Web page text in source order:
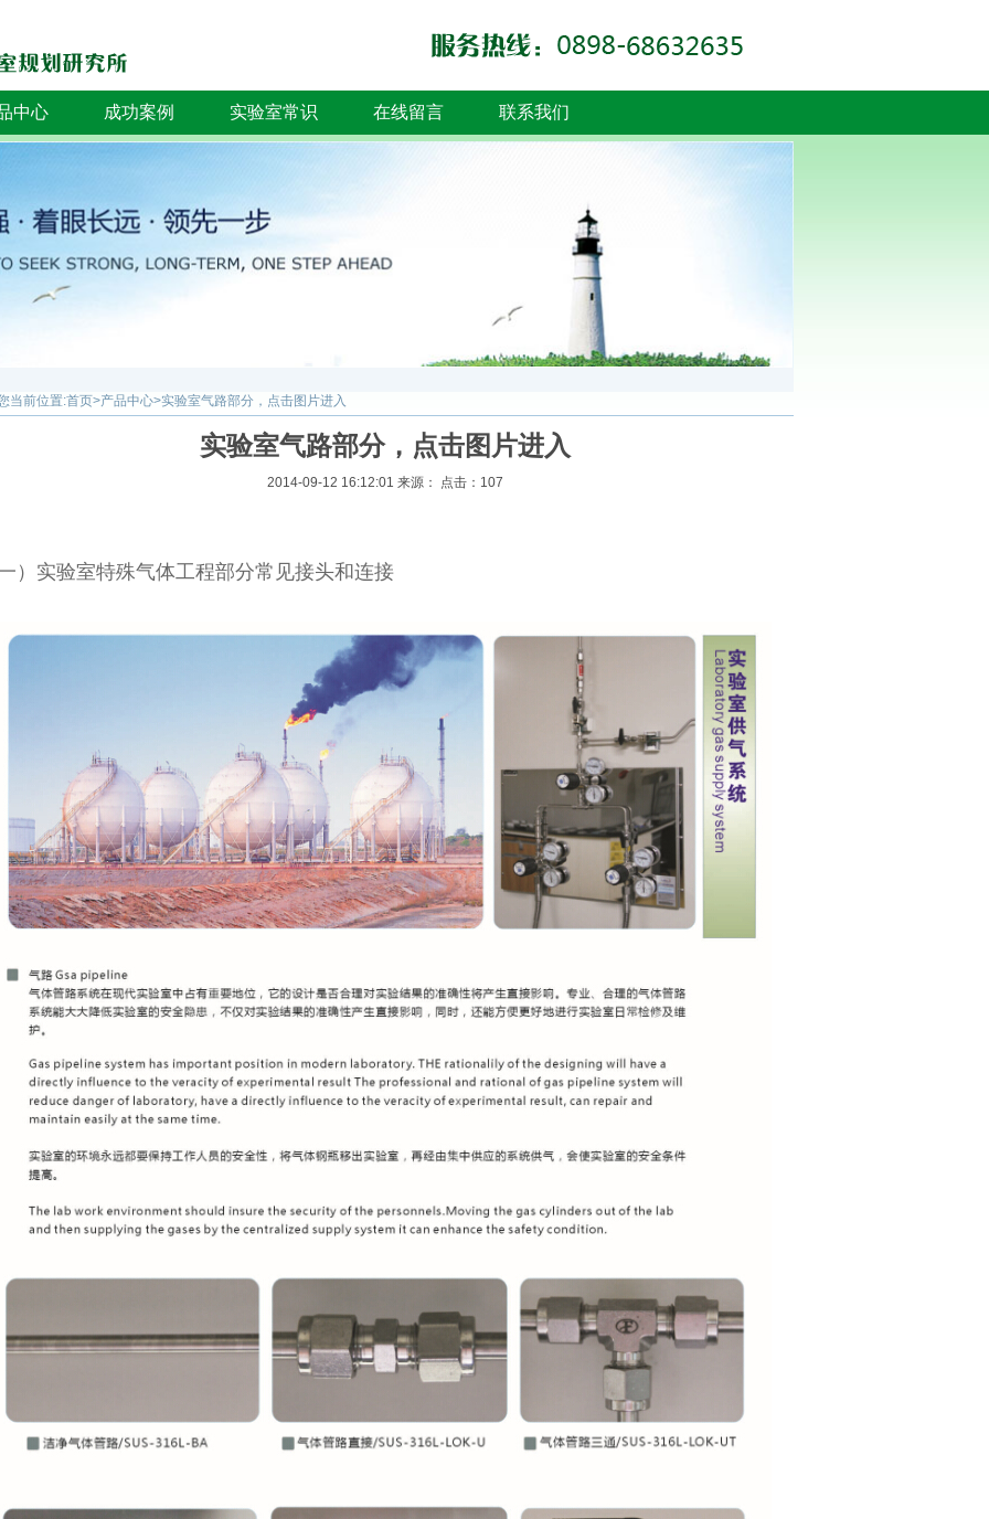
中心 成功案例 实验室常识 在线留言 联系我们
当前位置:首页>产品中心>实验室气路部分，点击图片进入
实验室气路部分，点击图片进入
2014-09-12 16:12:01 来源： 点击：107
）实验室特殊气体工程部分常见接头和连接